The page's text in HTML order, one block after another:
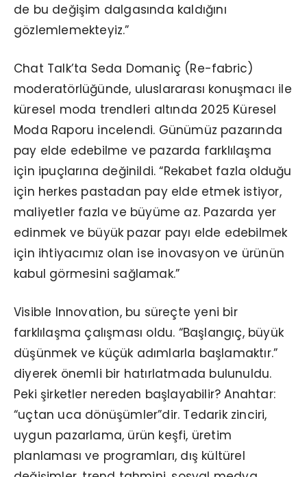
de bu değişim dalgasında kaldığını
gözlemlemekteyiz.”
Chat Talk’ta Seda Domaniç (Re-fabric)
moderatörlüğünde, uluslararası konuşmacı ile
küresel moda trendleri altında 2025 Küresel
Moda Raporu incelendi. Günümüz pazarında
pay elde edebilme ve pazarda farklılaşma
için ipuçlarına değinildi. “Rekabet fazla olduğu
için herkes pastadan pay elde etmek istiyor,
maliyetler fazla ve büyüme az. Pazarda yer
edinmek ve büyük pazar payı elde edebilmek
için ihtiyacımız olan ise inovasyon ve ürünün
kabul görmesini sağlamak.”
Visible Innovation, bu süreçte yeni bir
farklılaşma çalışması oldu. “Başlangıç, büyük
düşünmek ve küçük adımlarla başlamaktır.”
diyerek önemli bir hatırlatmada bulunuldu.
Peki şirketler nereden başlayabilir? Anahtar:
“uçtan uca dönüşümler”dir. Tedarik zinciri,
uygun pazarlama, ürün keşfi, üretim
planlaması ve programları, dış kültürel